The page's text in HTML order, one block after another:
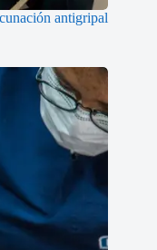
antigripal